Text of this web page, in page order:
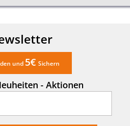
und 5€ Sichern
- Aktionen